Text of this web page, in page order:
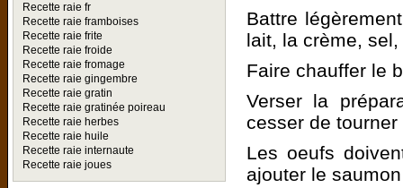
Recette raie fr
Recette raie framboises
Recette raie frite
Recette raie froide
Recette raie fromage
Recette raie gingembre
Recette raie gratin
Recette raie gratinée poireau
Recette raie herbes
Recette raie huile
Recette raie internaute
Recette raie joues
Battre
lait, la crème,
Faire chauffer le
Verser la
cesser de
Les oeufs
ajouter le